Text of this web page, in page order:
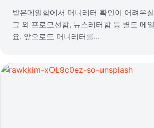
받은메일함에서 머니레터 확인이 어려우
그 외 프로모션함, 뉴스레터함 등 별도 메
요. 앞으로도 머니레터를...